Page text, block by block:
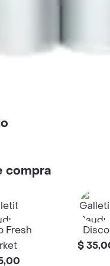
compra
Fresh
Disco
$